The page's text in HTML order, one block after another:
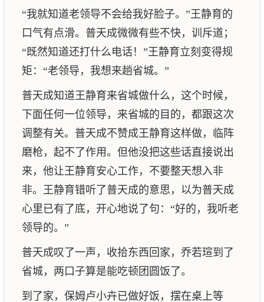
“我就知道老领导不会给我好脸子。”王静育的
口气有点滑。普天成微微有些不快，训斥道；
“既然知道还打什么电话！”王静育立刻变得规
矩：“老领导，我想来趟省城。”
普天成知道王静育来省城做什么，这个时候，
下面任何一位领导，来省城的目的，都跟这次
调整有关。普天成不赞成王静育这样做，临阵
磨枪，起不了作用。但他没把这些话直接说出
来，他让王静育安心工作，不要整天想入非
非。王静育错听了普天成的意思，以为普天成
心里已有了底，开心地说了句：“好的，我听老
领导的。”
普天成叹了一声，收拾东西回家，乔若瑄到了
省城，两口子算是能吃顿团圆饭了。
到了家，保姆卢小卉已做好饭，摆在桌上等